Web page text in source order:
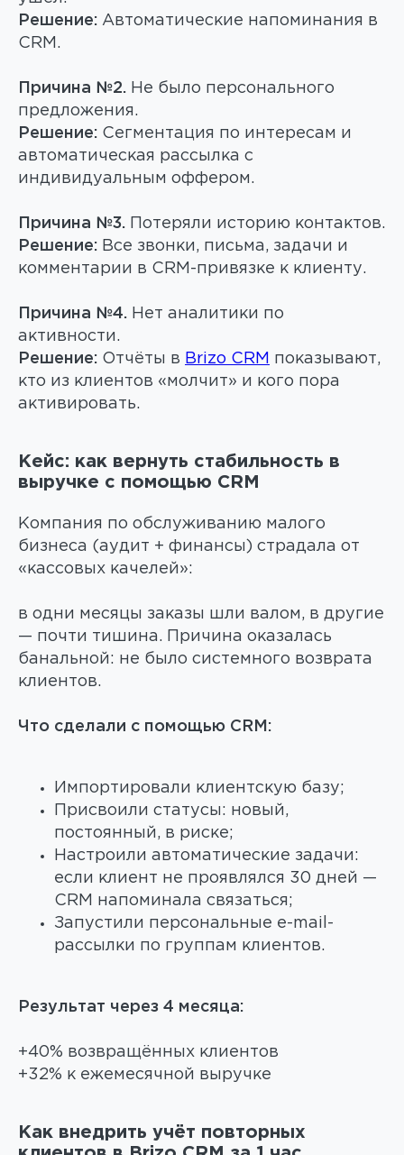
Решение: Автоматические напоминания в
CRM.
Причина №2. Не было персонального
предложения.
Решение: Сегментация по интересам и
автоматическая рассылка с
индивидуальным оффером.
Причина №3. Потеряли историю контактов.
Решение: Все звонки, письма, задачи и
комментарии в CRM-привязке к клиенту.
Причина №4. Нет аналитики по
активности.
Решение: Отчёты в Brizo CRM показывают,
кто из клиентов «молчит» и кого пора
активировать.
Кейс: как вернуть стабильность в
выручке с помощью CRM
Компания по обслуживанию малого
бизнеса (аудит + финансы) страдала от
«кассовых качелей»:
в одни месяцы заказы шли валом, в другие
— почти тишина. Причина оказалась
банальной: не было системного возврата
клиентов.
Что сделали с помощью CRM:
Импортировали клиентскую базу;
Присвоили статусы: новый,
постоянный, в риске;
Настроили автоматические задачи:
если клиент не проявлялся 30 дней —
CRM напоминала связаться;
Запустили персональные e-mail-
рассылки по группам клиентов.
Результат через 4 месяца:
+40% возвращённых клиентов
+32% к ежемесячной выручке
Как внедрить учёт повторных